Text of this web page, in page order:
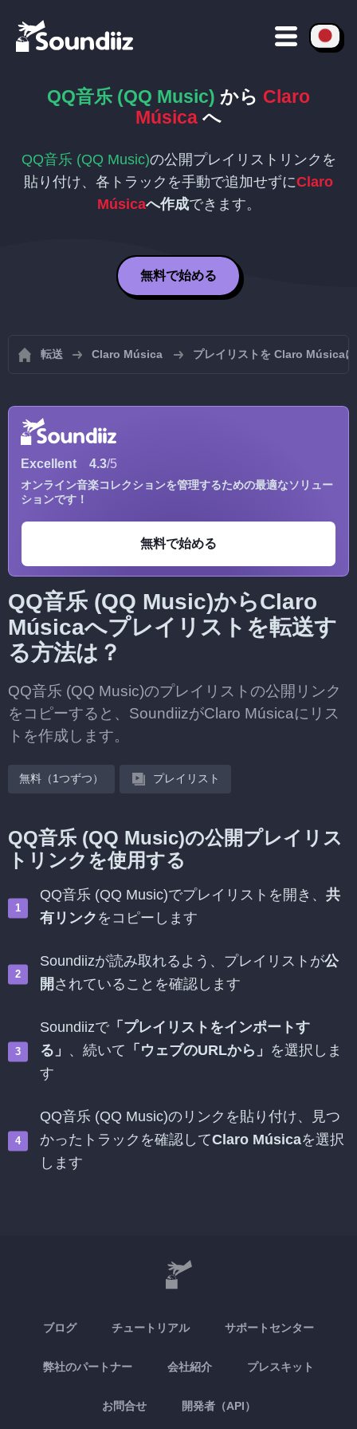
QQ音乐 (QQ Music) から Claro
Música へ
QQ音乐 (QQ Music)の公開プレイリストリンクを
貼り付け、各トラックを手動で追加せずにClaro
Músicaへ作成できます。
無料で始める
転送 Claro Música プレイリストを Claro Música
Excellent 4.3/5
オンライン音楽コレクションを管理するための最適なソリュー
ションです！
無料で始める
QQ音乐 (QQ Music)からClaro
Músicaへプレイリストを転送す
る方法は？
QQ音乐 (QQ Music)のプレイリストの公開リンク
をコピーすると、SoundiizがClaro Músicaにリス
トを作成します。
無料（1つずつ） プレイリスト
QQ音乐 (QQ Music)の公開プレイリス
トリンクを使用する
QQ音乐 (QQ Music)でプレイリストを開き、 共
有リンク をコピーします
Soundiizが読み取れるよう、プレイリストが公
開 されていることを確認します
Soundiizで「プレイリストをインポートす
る」 、続いて 「ウェブのURLから」 を選択しま
す
QQ音乐 (QQ Music)のリンクを貼り付け、見つ
かったトラックを確認してClaro Músicaを選択
します
ブログ チュートリアル サポートセンター
弊社のパートナー 会社紹介 プレスキット
お問合せ 開発者（API）